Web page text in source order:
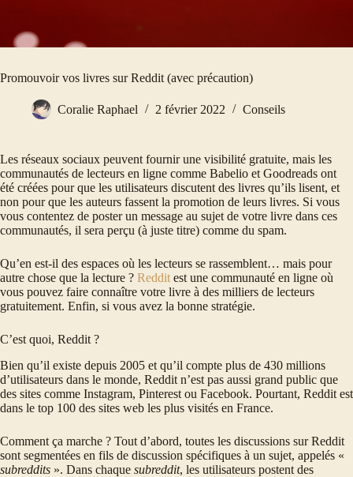
Promouvoir vos livres sur Reddit (avec précaution)
Coralie Raphael 2 février 2022 Conseils
Les réseaux sociaux peuvent fournir une visibilité gratuite, mais les
communautés de lecteurs en ligne comme Babelio et Goodreads ont
été créées pour que les utilisateurs discutent des livres qu’ils lisent, et
non pour que les auteurs fassent la promotion de leurs livres. Si vous
vous contentez de poster un message au sujet de votre livre dans ces
communautés, il sera perçu (à juste titre) comme du spam.
Qu’en est-il des espaces où les lecteurs se rassemblent… mais pour
autre chose que la lecture ? Reddit est une communauté en ligne où
vous pouvez faire connaître votre livre à des milliers de lecteurs
gratuitement. Enfin, si vous avez la bonne stratégie.
C’est quoi, Reddit ?
Bien qu’il existe depuis 2005 et qu’il compte plus de 430 millions
d’utilisateurs dans le monde, Reddit n’est pas aussi grand public que
des sites comme Instagram, Pinterest ou Facebook. Pourtant, Reddit est
dans le top 100 des sites web les plus visités en France.
Comment ça marche ? Tout d’abord, toutes les discussions sur Reddit
sont segmentées en fils de discussion spécifiques à un sujet, appelés «
subreddits ». Dans chaque subreddit, les utilisateurs postent des